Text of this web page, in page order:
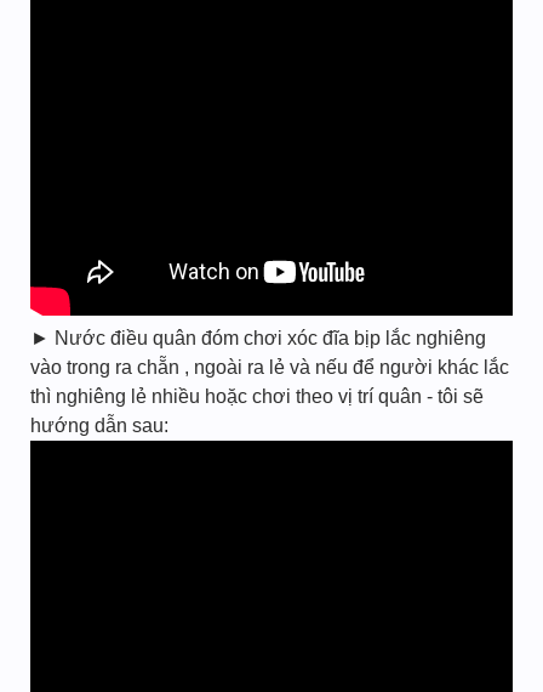
► Nước điều quân đóm chơi xóc đĩa bịp lắc nghiêng
vào trong ra chẵn , ngoài ra lẻ và nếu để người khác lắc
thì nghiêng lẻ nhiều hoặc chơi theo vị trí quân - tôi sẽ
hướng dẫn sau: